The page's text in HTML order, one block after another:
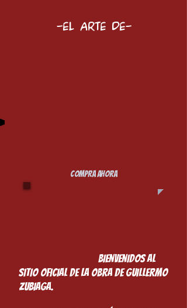
-El arte de-
COMPRA AHORA
Bienvenidos al
sitio oficial de la obra de Guillermo
Zubiaga.